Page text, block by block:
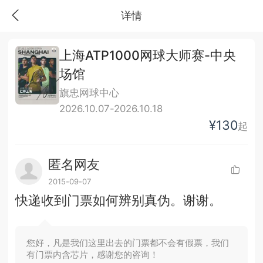
详情
上海ATP1000网球大师赛-中央
场馆
旗忠网球中心
2026.10.07-2026.10.18
¥130起
匿名网友
2015-09-07
快递收到门票如何辨别真伪。谢谢。
您好，凡是我们这里出去的门票都不会有假票，我们
有门票内含芯片，感谢您的咨询！